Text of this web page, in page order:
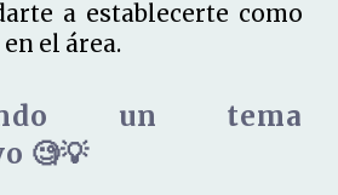
a establecerte como
el área.
un tema
🧐💡